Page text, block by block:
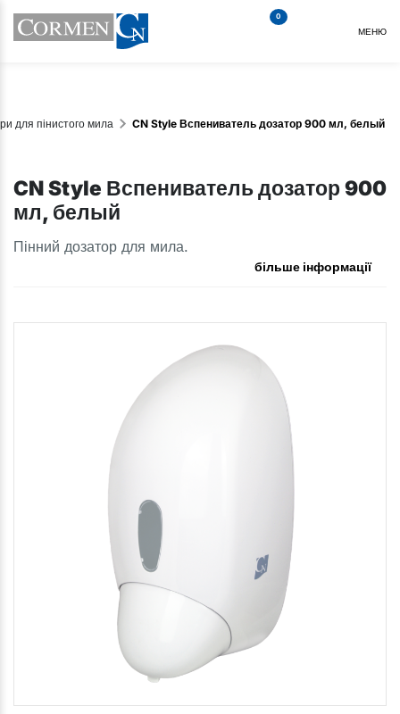
0
МЕНЮ
для пінистого мила CN Style Вспениватель дозатор 900 мл, белый
CN Style Вспениватель дозатор 900
мл, белый
Пінний дозатор для мила.
більше інформації